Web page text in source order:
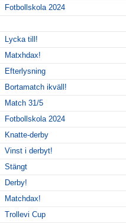
Fotbollskola 2024
Lycka till!
Matxhdax!
Efterlysning
Bortamatch ikväll!
Match 31/5
Fotbollskola 2024
Knatte-derby
Vinst i derbyt!
Stängt
Derby!
Matchdax!
Trollevi Cup